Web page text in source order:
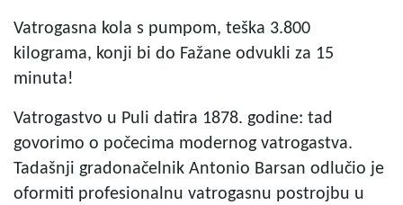
Vatrogasna kola s pumpom, teška 3.800
kilograma, konji bi do Fažane odvukli za 15
minuta!
Vatrogastvo u Puli datira 1878. godine: tad
govorimo o počecima modernog vatrogastva.
Tadašnji gradonačelnik Antonio Barsan odlučio je
oformiti profesionalnu vatrogasnu postrojbu u